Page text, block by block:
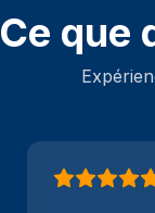
Ce que